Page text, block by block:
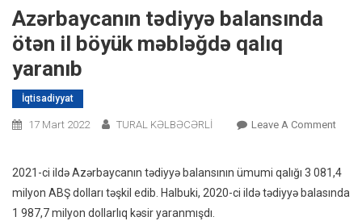
Azərbaycanın tədiyyə balansında
ötən il böyük məbləğdə qalıq
yaranıb
İqtisadiyyat
17 Mart 2022 TURAL KƏLBƏCƏRLİ Leave A CommentOn
Ötən
2021-ci ildə Azərbaycanın tədiyyə balansının ümumi qalığı 3 081,4
milyon ABŞ dolları təşkil edib. Halbuki, 2020-ci ildə tədiyyə balasında
1 987,7 milyon dollarlıq kəsir yaranmışdı.